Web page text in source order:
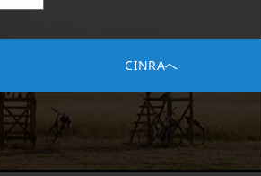
CINRAへ